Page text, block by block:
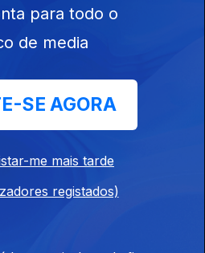
25 jul. 2026
para todo o
de media
SE AGORA
me mais tarde
registados)